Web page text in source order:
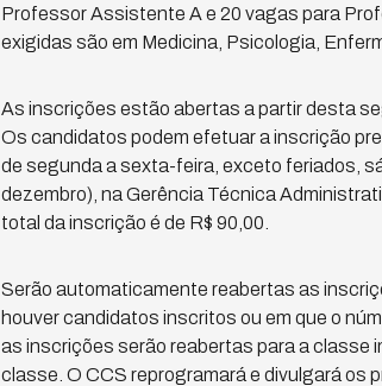
Professor Assistente A e 20 vagas para
exigidas são em Medicina, Psicologia,
As inscrições estão abertas a partir desta
Os candidatos podem efetuar a inscrição
de segunda a sexta-feira, exceto feriados,
dezembro), na Gerência Técnica
total da inscrição é de R$ 90,00.
Serão automaticamente reabertas as
houver candidatos inscritos ou em que o
as inscrições serão reabertas para a classe
classe. O CCS reprogramará e divulgará os